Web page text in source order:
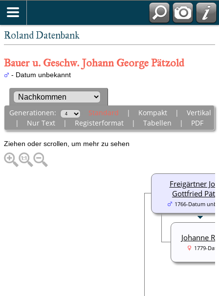
Roland Datenbank
Bauer u. Geschw. Johann George Pätzold
- Datum unbekannt
Generationen: Standard | Kompakt| Vertikal
| Nur Text| Registerformat| Tabellen | PDF
Ziehen oder scrollen, um mehr zu sehen
Freigärtner
Gottfried
1766-Datum
Johanne
1779-